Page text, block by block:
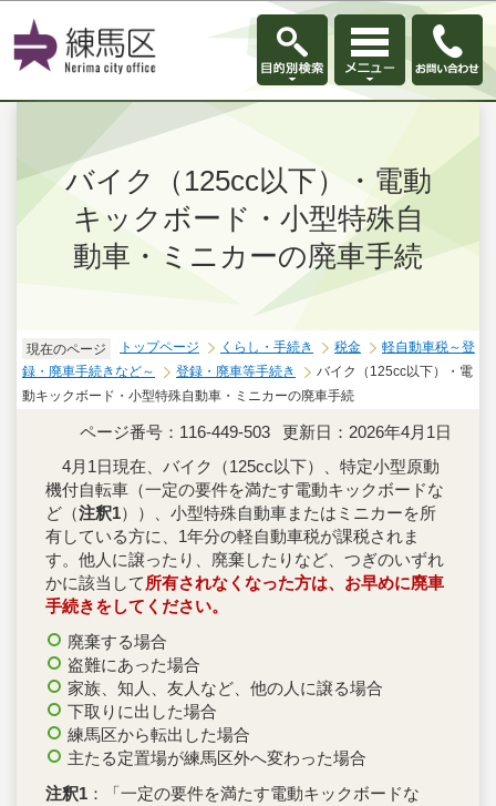
このページの本文へ移動
バイク（125cc以下）・電動
キックボード・小型特殊自
動車・ミニカーの廃車手続
現在のページ トップページ くらし・手続き 税金
軽自動車税～登
録・廃車手続きなど～
登録・廃車等手続き
バイク（125cc以下）・電
動キックボード・小型特殊自動車・ミニカーの廃車手続
ページ番号：116-449-503
更新日：2026年4月1日
4月1日現在、バイク（125cc以下）、特定小型原動
機付自転車（一定の要件を満たす電動キックボードな
ど（注釈1））、小型特殊自動車またはミニカーを所
有している方に、1年分の軽自動車税が課税されま
す。他人に譲ったり、廃棄したりなど、つぎのいずれ
かに該当して所有されなくなった方は、お早めに廃車
手続きをしてください。
廃棄する場合
盗難にあった場合
家族、知人、友人など、他の人に譲る場合
下取りに出した場合
練馬区から転出した場合
主たる定置場が練馬区外へ変わった場合
注釈1 ：「一定の要件を満たす電動キックボードな